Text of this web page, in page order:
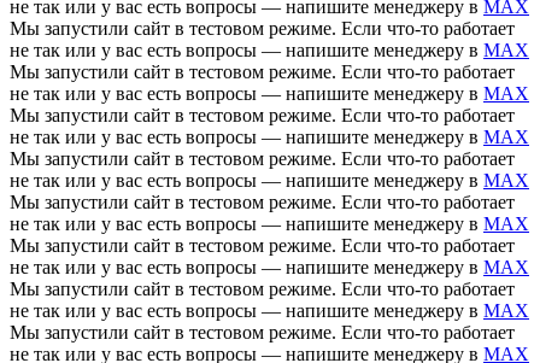
не так или у вас есть вопросы — напишите менеджеру в MAX
Мы запустили сайт в тестовом режиме. Если что-то работает
не так или у вас есть вопросы — напишите менеджеру в MAX
Мы запустили сайт в тестовом режиме. Если что-то работает
не так или у вас есть вопросы — напишите менеджеру в MAX
Мы запустили сайт в тестовом режиме. Если что-то работает
не так или у вас есть вопросы — напишите менеджеру в MAX
Мы запустили сайт в тестовом режиме. Если что-то работает
не так или у вас есть вопросы — напишите менеджеру в MAX
Мы запустили сайт в тестовом режиме. Если что-то работает
не так или у вас есть вопросы — напишите менеджеру в MAX
Мы запустили сайт в тестовом режиме. Если что-то работает
не так или у вас есть вопросы — напишите менеджеру в MAX
Мы запустили сайт в тестовом режиме. Если что-то работает
не так или у вас есть вопросы — напишите менеджеру в MAX
Мы запустили сайт в тестовом режиме. Если что-то работает
не так или у вас есть вопросы — напишите менеджеру в MAX